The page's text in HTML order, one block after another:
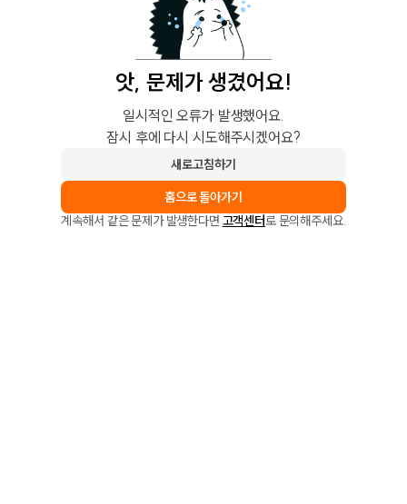
앗, 문제가 생겼어요!
일시적인 오류가 발생했어요.
잠시 후에 다시 시도해주시겠어요?
새로고침하기
홈으로 돌아가기
계속해서 같은 문제가 발생한다면 고객센터로 문의해주세요.